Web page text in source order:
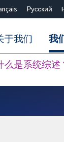
Русский
于我们 我
么是系统综述